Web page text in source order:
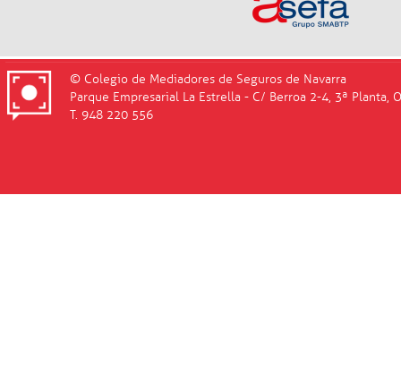
© Colegio de Mediadores de Seguros de Navarra
Parque Empresarial La Estrella - C/ Berroa 2-4, 3ª Planta,
T. 948 220 556